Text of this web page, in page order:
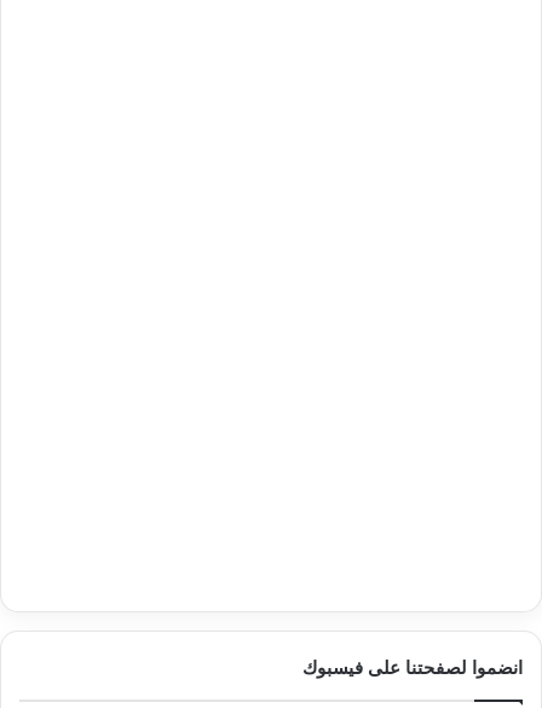
انضموا لصفحتنا على فيسبوك